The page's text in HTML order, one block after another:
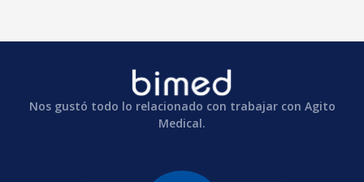
Nos gustó todo lo relacionado con trabajar con Agito
Medical.